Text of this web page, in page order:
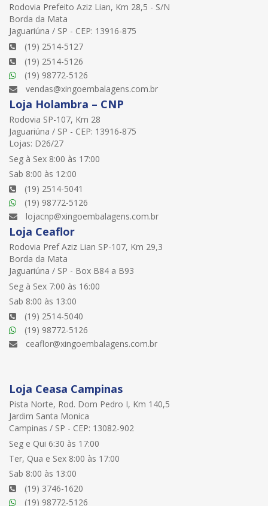
Rodovia Prefeito Aziz Lian, Km 28,5 - S/N
Borda da Mata
Jaguariúna / SP - CEP: 13916-875
(19) 2514-5127
(19) 2514-5126
(19) 98772-5126
vendas@xingoembalagens.com.br
Loja Holambra – CNP
Rodovia SP-107, Km 28
Jaguariúna / SP - CEP: 13916-875
Lojas: D26/27
Seg à Sex 8:00 às 17:00
Sab 8:00 às 12:00
(19) 2514-5041
(19) 98772-5126
lojacnp@xingoembalagens.com.br
Loja Ceaflor
Rodovia Pref Aziz Lian SP-107, Km 29,3
Borda da Mata
Jaguariúna / SP - Box B84 a B93
Seg à Sex 7:00 às 16:00
Sab 8:00 às 13:00
(19) 2514-5040
(19) 98772-5126
ceaflor@xingoembalagens.com.br
Loja Ceasa Campinas
Pista Norte, Rod. Dom Pedro I, Km 140,5
Jardim Santa Monica
Campinas / SP - CEP: 13082-902
Seg e Qui 6:30 às 17:00
Ter, Qua e Sex 8:00 às 17:00
Sab 8:00 às 13:00
(19) 3746-1620
(19) 98772-5126